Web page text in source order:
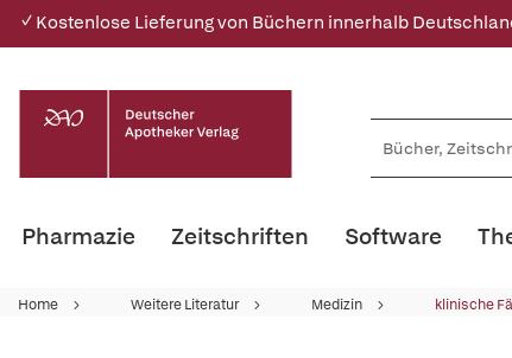
✓ Kostenlose Lieferung von Büchern innerhalb
Pharmazie Zeitschriften Software
Home Weitere Literatur Medizin klinische